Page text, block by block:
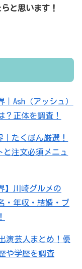
と思います！
Ash（アッシュ）
？正体を調査！
たくぽん厳選！
と注文必須メニュ
】川崎グルメの
・年収・結婚・プ
演芸人まとめ！優
や学歴を調査